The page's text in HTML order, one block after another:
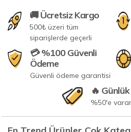
🚚 Ücretsiz Kargo
500₺ üzeri tüm
siparişlerde geçerli
💳 %100 Güvenli
Ödeme
Güvenli ödeme garantisi
🔥
%50'e